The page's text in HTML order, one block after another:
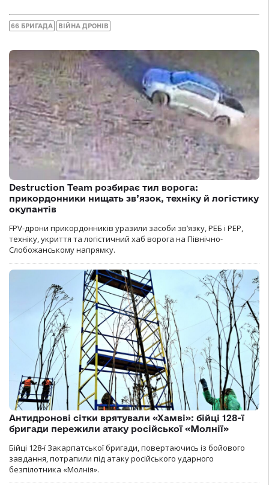
66 БРИГАДА ВІЙНА ДРОНІВ
Destruction Team розбирає тил ворога:
прикордонники нищать зв’язок, техніку й логістику
окупантів
FPV-дрони прикордонників уразили засоби зв’язку, РЕБ і РЕР,
техніку, укриття та логістичний хаб ворога на Північно-
Слобожанському напрямку.
Антидронові сітки врятували «Хамві»: бійці 128-ї
бригади пережили атаку російської «Молнії»
Бійці 128-ї Закарпатської бригади, повертаючись із бойового
завдання, потрапили під атаку російського ударного
безпілотника «Молнія».